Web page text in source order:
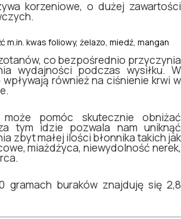
korzeniowe, o dużej zawartości
m.in. kwas foliowy, żelazo, miedź, mangan
co bezpośrednio przyczynia
wydajności podczas wysiłku. W
również na ciśnienie krwi w
pomóc skutecznie obniżać
tym idzie pozwala nam uniknąć
zbyt małej ilości błonnika takich jak
miażdżyca, niewydolność nerek,
gramach buraków znajduję się 2,8